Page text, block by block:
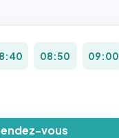
08:50 09:00
vous